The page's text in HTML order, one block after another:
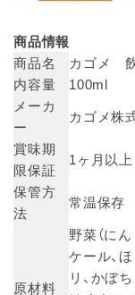
商品情報
商品名
カゴメ
内容量
100ml
メーカ
ー
カゴメ株
賞味期
限保証
1ヶ月以上
保管方
法
常温保存
原材料
野菜（に
ケール、
リ、かぼ